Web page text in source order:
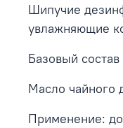
Шипучие
увлажняющие
Базовый
Масло чайного
Применение: